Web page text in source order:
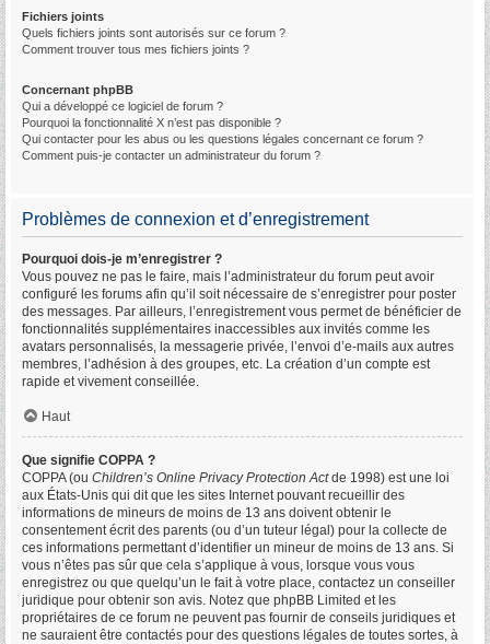
Fichiers joints
Quels fichiers joints sont autorisés sur ce forum ?
Comment trouver tous mes fichiers joints ?
Concernant phpBB
Qui a développé ce logiciel de forum ?
Pourquoi la fonctionnalité X n’est pas disponible ?
Qui contacter pour les abus ou les questions légales concernant ce forum ?
Comment puis-je contacter un administrateur du forum ?
Problèmes de connexion et d’enregistrement
Pourquoi dois-je m’enregistrer ?
Vous pouvez ne pas le faire, mais l’administrateur du forum peut avoir
configuré les forums afin qu’il soit nécessaire de s’enregistrer pour poster
des messages. Par ailleurs, l’enregistrement vous permet de bénéficier de
fonctionnalités supplémentaires inaccessibles aux invités comme les
avatars personnalisés, la messagerie privée, l’envoi d’e-mails aux autres
membres, l’adhésion à des groupes, etc. La création d’un compte est
rapide et vivement conseillée.
Haut
Que signifie COPPA ?
COPPA (ou Children’s Online Privacy Protection Actde 1998) est une loi
aux États-Unis qui dit que les sites Internet pouvant recueillir des
informations de mineurs de moins de 13 ans doivent obtenir le
consentement écrit des parents (ou d’un tuteur légal) pour la collecte de
ces informations permettant d’identifier un mineur de moins de 13 ans. Si
vous n’êtes pas sûr que cela s’applique à vous, lorsque vous vous
enregistrez ou que quelqu’un le fait à votre place, contactez un conseiller
juridique pour obtenir son avis. Notez que phpBB Limited et les
propriétaires de ce forum ne peuvent pas fournir de conseils juridiques et
ne sauraient être contactés pour des questions légales de toutes sortes, à